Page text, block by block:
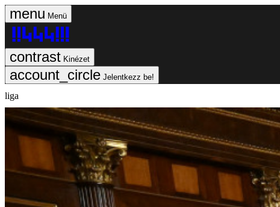
Menü
Kinézet
Jelentkezz be!
liga